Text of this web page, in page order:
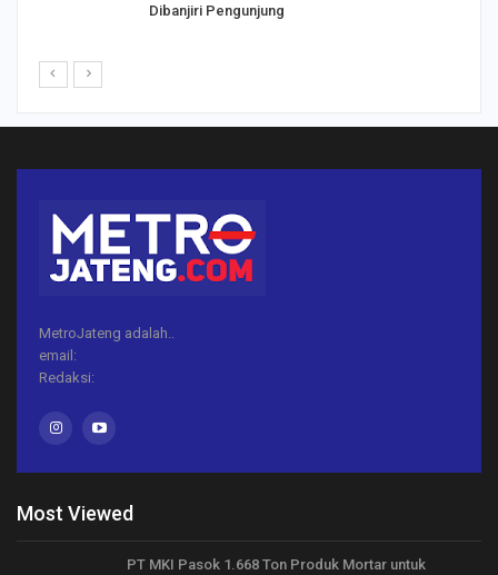
Dibanjiri Pengunjung
MetroJateng adalah..
email:
Redaksi:
Most Viewed
PT MKI Pasok 1.668 Ton Produk Mortar untuk